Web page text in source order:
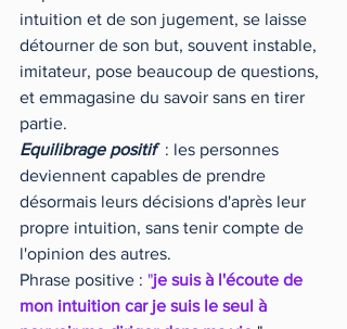
intuition et de son jugement, se laisse
détourner de son but, souvent instable,
imitateur, pose beaucoup de questions,
et emmagasine du savoir sans en tirer
partie.
Equilibrage positif
  : les personnes
deviennent capables de prendre
désormais leurs décisions d'après leur
propre intuition, sans tenir compte de
l'opinion des autres.
Phrase positive : "je suis à l'écoute de
mon intuition car je suis le seul à